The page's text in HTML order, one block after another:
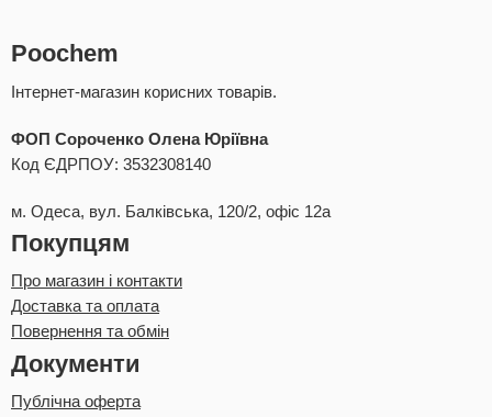
Poochem
Інтернет-магазин корисних товарів.
ФОП Сороченко Олена Юріївна
Код ЄДРПОУ: 3532308140
м. Одеса, вул. Балківська, 120/2, офіс 12а
Покупцям
Про магазин і контакти
Доставка та оплата
Повернення та обмін
Документи
Публічна оферта